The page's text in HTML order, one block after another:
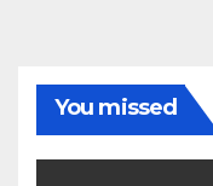
You missed